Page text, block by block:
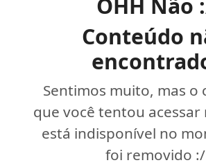
OHH Não
Conteúdo
Sentimos muito, mas o
que você tentou acessar
está indisponível no
foi removido :/